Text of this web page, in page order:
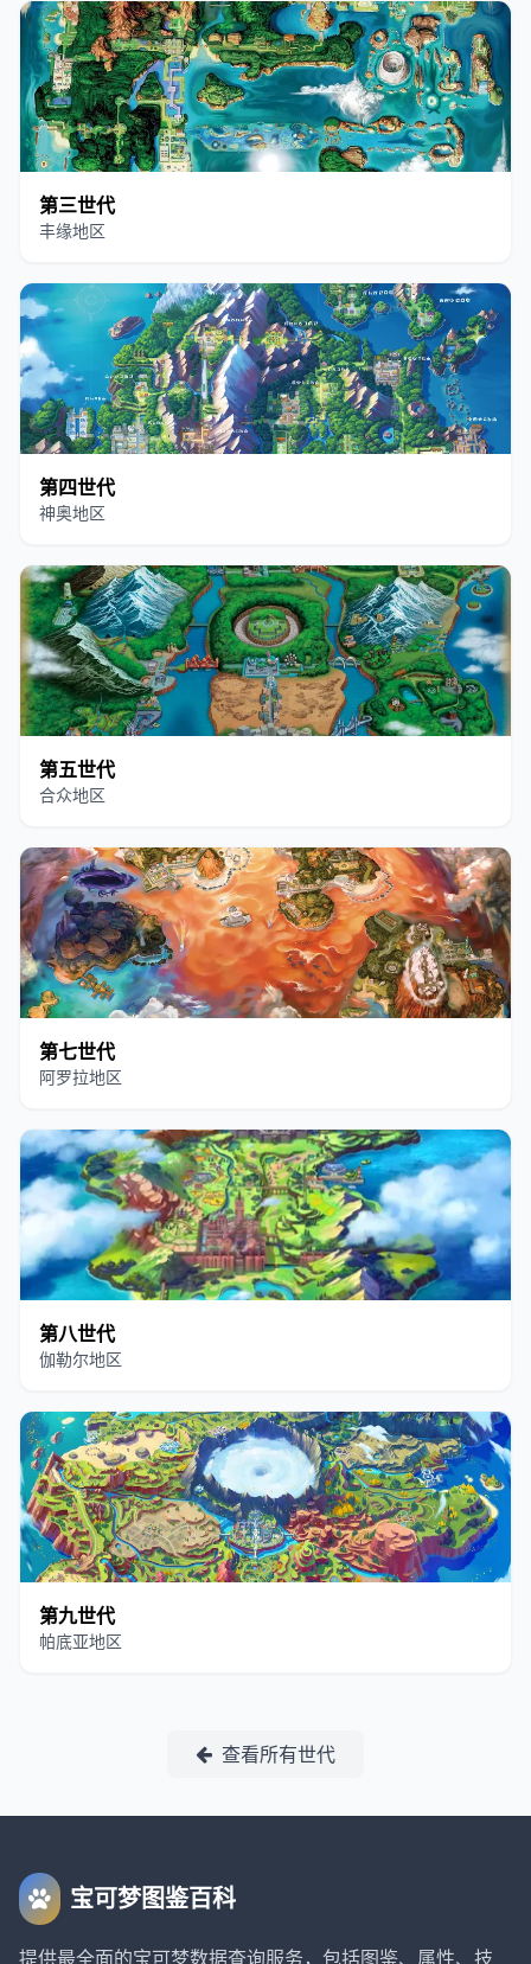
第三世代
丰缘地区
第四世代
神奥地区
第五世代
合众地区
第七世代
阿罗拉地区
第八世代
伽勒尔地区
第九世代
帕底亚地区
查看所有世代
宝可梦图鉴百科
提供最全面的宝可梦数据查询服务，包括图鉴、属性、技